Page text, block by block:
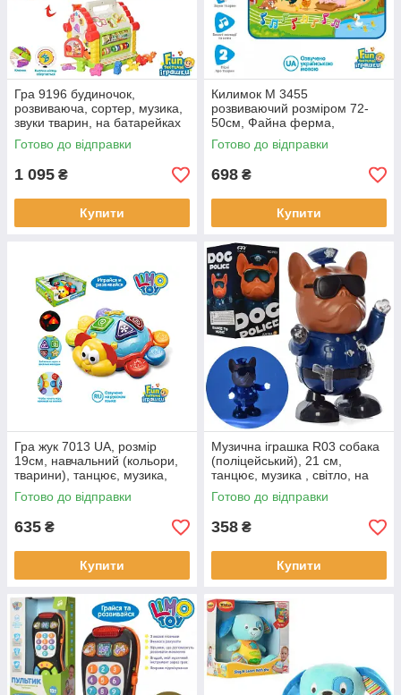
Гра 9196 будиночок,
розвиваюча, сортер, музика,
звуки тварин, на батарейках
3АА, в коробці 22-21-21см.
Готово до відправки
1 095 ₴
Купити
Килимок M 3455
розвиваючий розміром 72-
50см, Файна ферма,
озвучено українською,
музика, на батарейках, в
Готово до відправки
698 ₴
Купити
Гра жук 7013 UA, розмір
19см, навчальний (кольори,
тварини), танцює, музика,
звук (українською), світло, на
батарейках, в коробці
Готово до відправки
635 ₴
Купити
Музична іграшка R03 собака
(поліцейський), 21 см,
танцює, музика , світло, на
батарейках.
Готово до відправки
358 ₴
Купити